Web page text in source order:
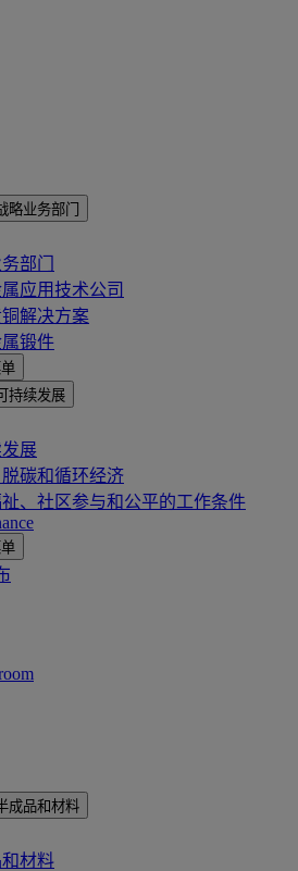
略业务部门
部门
应用技术公司
解决方案
锻件
持续发展
展
脱碳和循环经济
祉、社区参与和公平的工作条件
成品和材料
材料